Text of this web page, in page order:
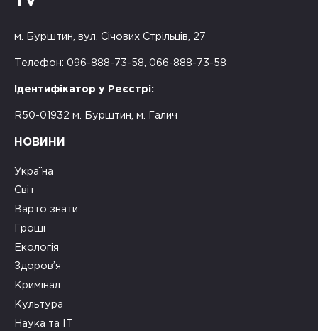
м. Бурштин, вул. Січових Стрільців, 27
Телефон: 096-888-73-58, 066-888-73-58
Ідентифікатор у Реєстрі:
R50-01932 м. Бурштин, м. Галич
НОВИНИ
Україна
Світ
Варто знати
Гроші
Екологія
Здоров’я
Кримінал
Культура
Наука та ІТ